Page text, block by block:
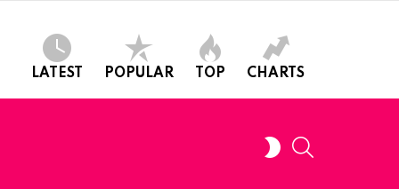
LATEST POPULAR TOP CHARTS
SWITCH
SKIN